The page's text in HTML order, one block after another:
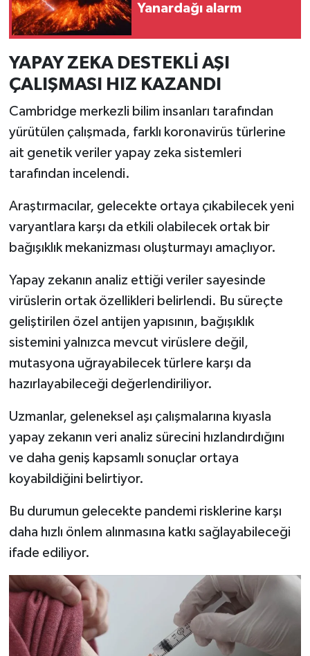
Yanardağı alarm
YAPAY ZEKA DESTEKLİ AŞI
ÇALIŞMASI HIZ KAZANDI
Cambridge merkezli bilim insanları tarafından
yürütülen çalışmada, farklı koronavirüs türlerine
ait genetik veriler yapay zeka sistemleri
tarafından incelendi.
Araştırmacılar, gelecekte ortaya çıkabilecek yeni
varyantlara karşı da etkili olabilecek ortak bir
bağışıklık mekanizması oluşturmayı amaçlıyor.
Yapay zekanın analiz ettiği veriler sayesinde
virüslerin ortak özellikleri belirlendi. Bu süreçte
geliştirilen özel antijen yapısının, bağışıklık
sistemini yalnızca mevcut virüslere değil,
mutasyona uğrayabilecek türlere karşı da
hazırlayabileceği değerlendiriliyor.
Uzmanlar, geleneksel aşı çalışmalarına kıyasla
yapay zekanın veri analiz sürecini hızlandırdığını
ve daha geniş kapsamlı sonuçlar ortaya
koyabildiğini belirtiyor.
Bu durumun gelecekte pandemi risklerine karşı
daha hızlı önlem alınmasına katkı sağlayabileceği
ifade ediliyor.
Sağlık
Simav
Siyaset
Spor
Teknoloji
Video Galeri
Yemek Tarifleri